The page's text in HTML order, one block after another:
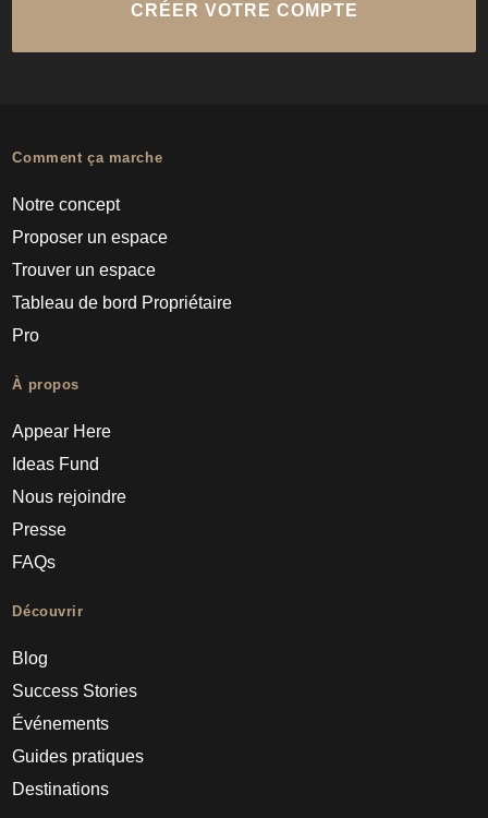
CRÉER VOTRE COMPTE
Comment ça marche
Notre concept
Proposer un espace
Trouver un espace
Tableau de bord Propriétaire
Pro
À propos
Appear Here
Ideas Fund
Nous rejoindre
Presse
FAQs
Découvrir
Blog
Success Stories
Événements
Guides pratiques
Destinations